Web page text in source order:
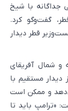
جداگانه با شیخ
گفت‌وگو کرد.
قطر دیدار
و شمال آفریقای
دیدار مستقیم با
و ممکن است
«ترامپ باید تا